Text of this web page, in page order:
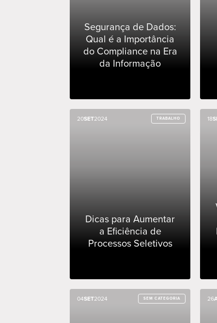
Segurança de Dados:
Qual é a Importância
do Compliance na Era
da Informação
20SET2024 TRABALHO
Dicas para Aumentar
a Eficiência de
Processos Seletivos
20SET2024 TRABALHO 18
18
04SET2024 SEM CATEGORIA
04SET2024 SEM CATEGORIA 26
26